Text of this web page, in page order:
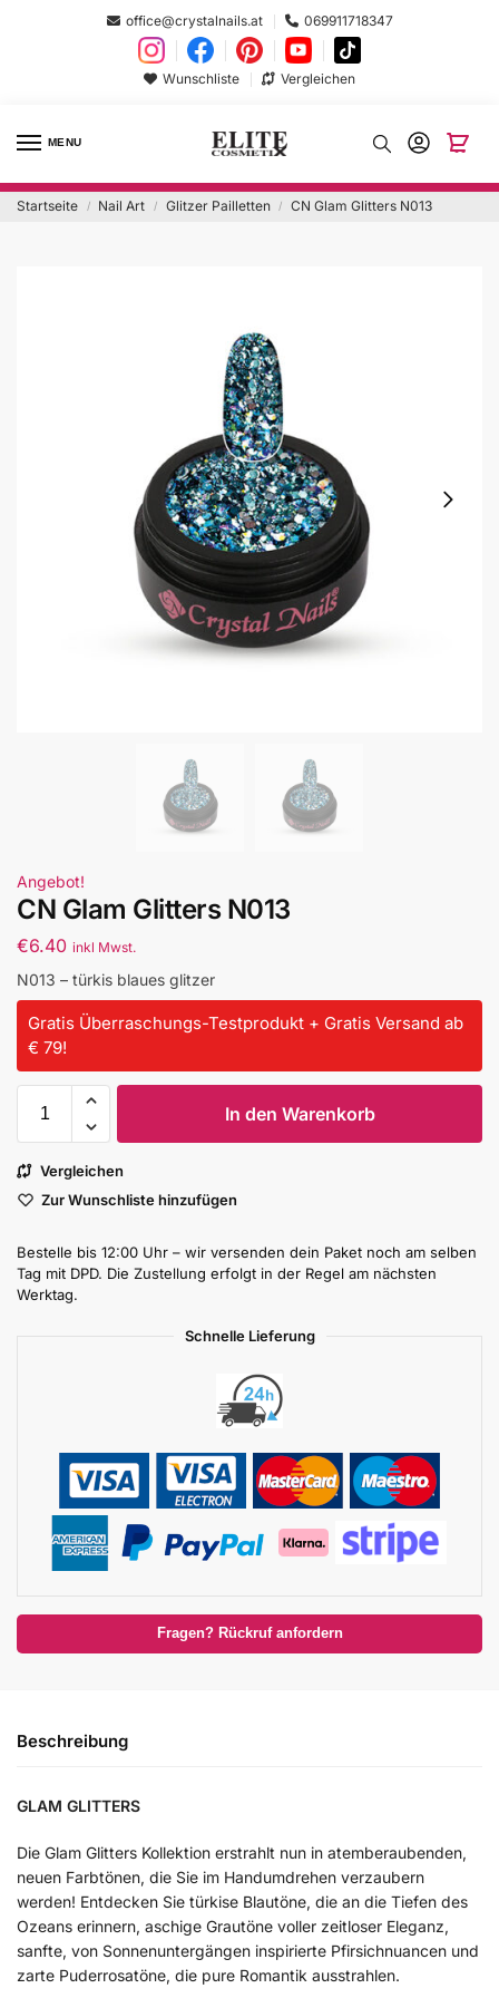
office@crystalnails.at 069911718347
Wunschliste Vergleichen
MENU
Startseite / Nail Art / Glitzer Pailletten / CN Glam Glitters N013
Angebot!
CN Glam Glitters N013
€6.40 inkl Mwst.
N013 – türkis blaues glitzer
Gratis Überraschungs-Testprodukt + Gratis Versand ab
€ 79!
In den Warenkorb
Vergleichen
Zur Wunschliste hinzufügen
Bestelle bis 12:00 Uhr – wir versenden dein Paket noch am selben
Tag mit DPD. Die Zustellung erfolgt in der Regel am nächsten
Werktag.
Schnelle Lieferung
Fragen? Rückruf anfordern
Beschreibung
GLAM GLITTERS
Die Glam Glitters Kollektion erstrahlt nun in atemberaubenden,
neuen Farbtönen, die Sie im Handumdrehen verzaubern
werden! Entdecken Sie türkise Blautöne, die an die Tiefen des
Ozeans erinnern, aschige Grautöne voller zeitloser Eleganz,
sanfte, von Sonnenuntergängen inspirierte Pfirsichnuancen und
zarte Puderrosatöne, die pure Romantik ausstrahlen.